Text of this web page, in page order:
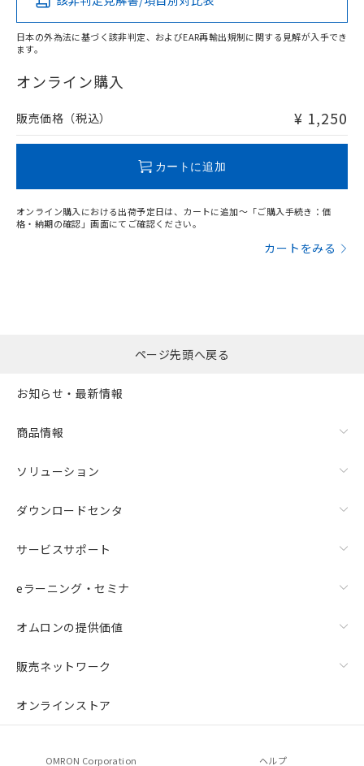
O
在庫等で未対応品が混在する可能性があります。
問い合わせください。
日本の外為法に基づく該非判定、およびEAR再輸出規制に関する見解が入手でき
ます。
オンライン購入
販売価格（税込） ¥ 1,250
カートに追加
オンライン購入における出荷予定日は、カートに追加～「ご購入手続き：価
格・納期の確認」画面にてご確認ください。
カートをみる
ページ先頭へ戻る
お知らせ・最新情報
商品情報
ソリューション
ダウンロードセンタ
サービスサポート
eラーニング・セミナ
オムロンの提供価値
販売ネットワーク
オンラインストア
OMRON Corporation ヘルプ